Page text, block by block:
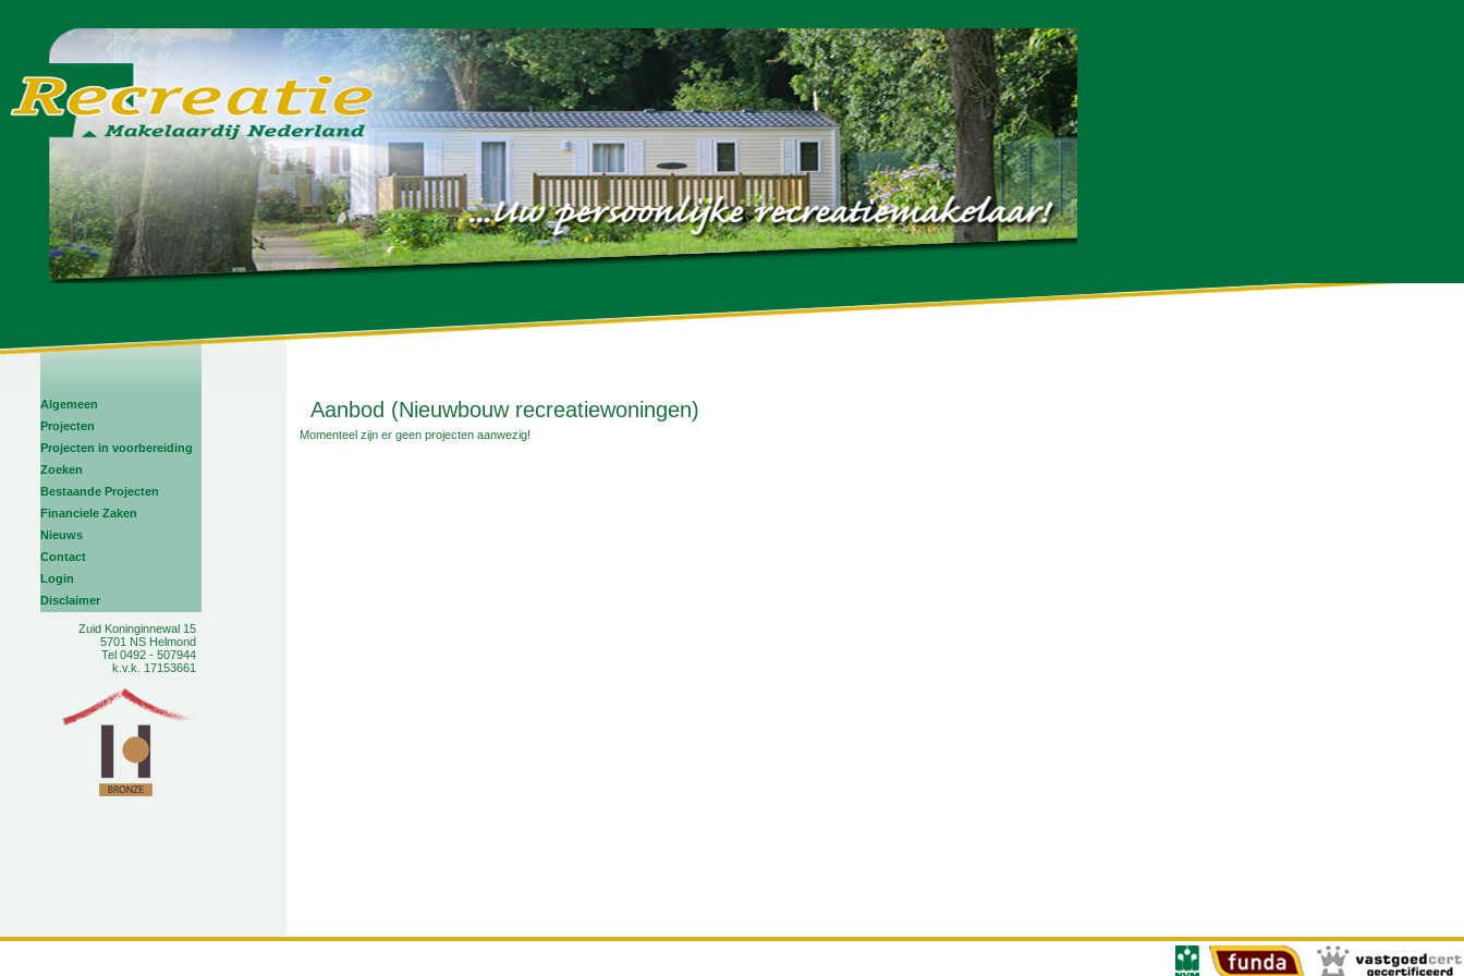
Algemeen
Projecten
Projecten in voorbereiding
Zoeken
Bestaande Projecten
Financiele Zaken
Nieuws
Contact
Login
Disclaimer
Zuid Koninginnewal 15
5701 NS Helmond
Tel 0492 - 507944
k.v.k. 17153661
Aanbod (Nieuwbouw recreatiewoningen)
Momenteel zijn er geen projecten aanwezig!